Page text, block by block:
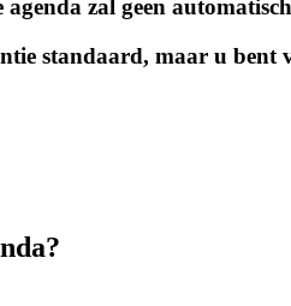
agenda zal geen
standaard, maar u